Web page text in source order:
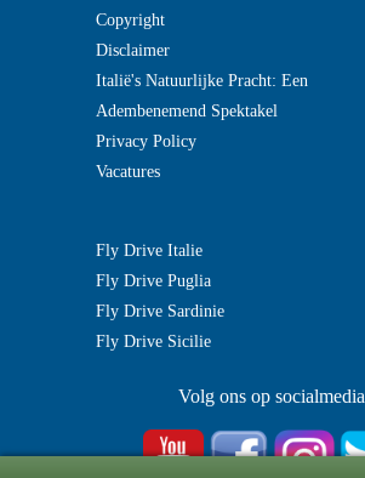
Copyright
Disclaimer
Italië's Natuurlijke Pracht: Een
Adembenemend Spektakel
Privacy Policy
Vacatures
Fly Drive Italie
Fly Drive Puglia
Fly Drive Sardinie
Fly Drive Sicilie
Volg ons op socialmedia